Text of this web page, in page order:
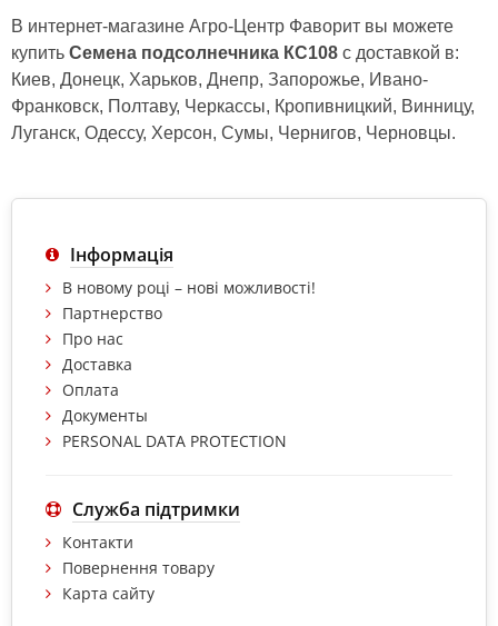
В интернет-магазине Агро-Центр Фаворит вы можете
купить Семена подсолнечника КС108 с доставкой в:
Киев, Донецк, Харьков, Днепр, Запорожье, Ивано-
Франковск, Полтаву, Черкассы, Кропивницкий, Винницу,
Луганск, Одессу, Херсон, Сумы, Чернигов, Черновцы.
Інформація
В новому році – нові можливості!
Партнерство
Про нас
Доставка
Оплата
Документы
PERSONAL DATA PROTECTION
Служба підтримки
Контакти
Повернення товару
Карта сайту